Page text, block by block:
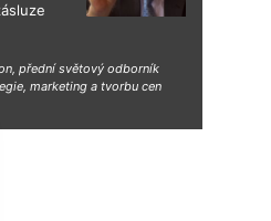
přední světový odborník
marketing a tvorbu cen